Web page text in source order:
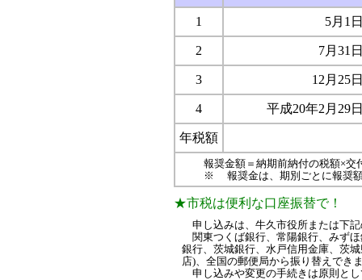
1 5月1
2 7月31
3 12月25
4 平成20年2月29
年税額
報奨金額＝納期前納付の税額×交
※ 報奨金は、期別ごとに報奨額
★市税は便利な口座振替で！
申し込みは、牛久市役所または下
関東つくば銀行、常陽銀行、みず
銀行、茨城銀行、水戸信用金庫、茨
店)、全国の郵便局から振り替えでき
申し込みや変更の手続きは原則と